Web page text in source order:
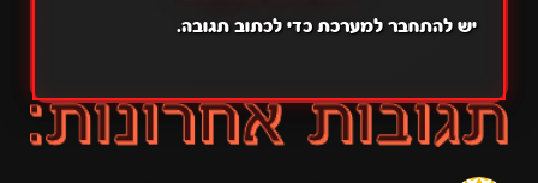
יש להתחבר למערכתכדי לכתוב תגובה.